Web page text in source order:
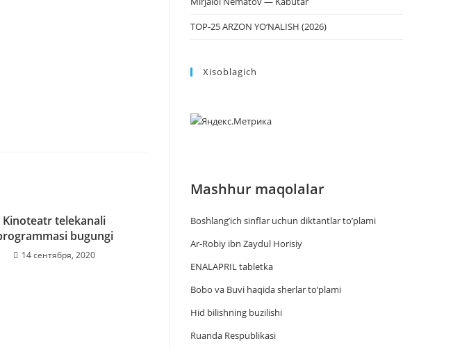
Kinoteatr telekanali
bugungi
14 сентября, 2020
TOP-25 ARZON YO‘NALISH (2026)
Xisoblagich
Mashhur maqolalar
Boshlang’ich sinflar uchun diktantlar to’plami
Ar-Robiy ibn Zaydul Horisiy
ENALAPRIL tabletka
Bobo va Buvi haqida sherlar to‘plami
Hid bilishning buzilishi
Ruanda Respublikasi